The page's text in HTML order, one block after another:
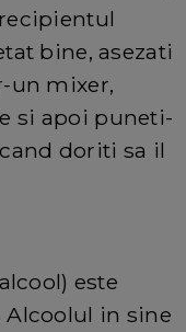
bine, asezati
un mixer,
si apoi puneti-
doriti sa il
este
in sine